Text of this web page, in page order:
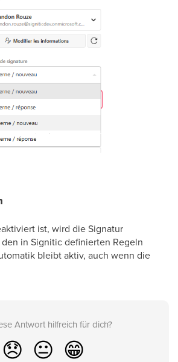
ist, wird die Signatur
in Signitic definierten Regeln
bleibt aktiv, auch wenn die
Antwort hilfreich für dich?
😞 😐 😁